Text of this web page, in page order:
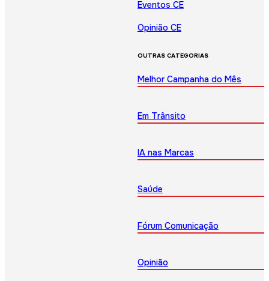
Eventos CE
Opinião CE
OUTRAS CATEGORIAS
Melhor Campanha do Mês
Em Trânsito
IA nas Marcas
Saúde
Fórum Comunicação
Opinião